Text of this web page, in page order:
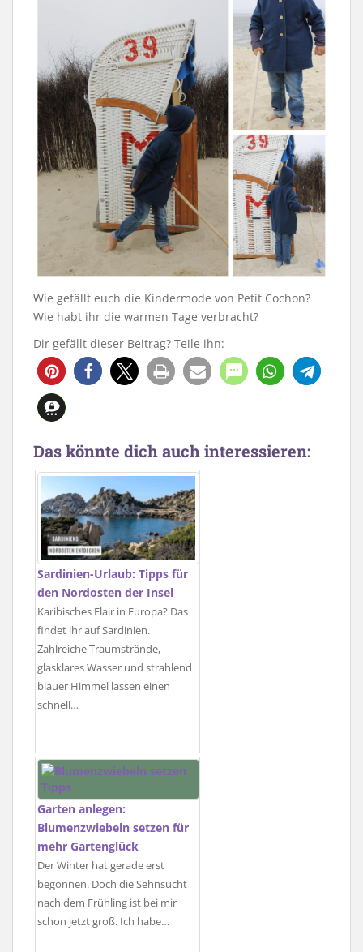
Wie gefällt euch die Kindermode von Petit Cochon?
Wie habt ihr die warmen Tage verbracht?
Dir gefällt dieser Beitrag? Teile ihn:
Das könnte dich auch interessieren:
Sardinien-Urlaub: Tipps für
den Nordosten der Insel
Karibisches Flair in Europa? Das
findet ihr auf Sardinien.
Zahlreiche Traumstrände,
glasklares Wasser und strahlend
blauer Himmel lassen einen
schnell…
Garten anlegen:
Blumenzwiebeln setzen für
mehr Gartenglück
Der Winter hat gerade erst
begonnen. Doch die Sehnsucht
nach dem Frühling ist bei mir
schon jetzt groß. Ich habe…